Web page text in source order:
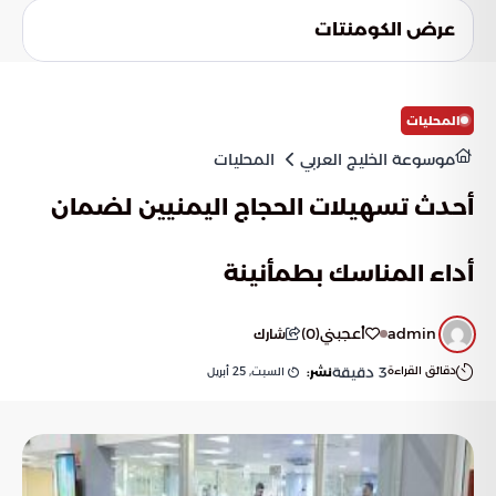
عرض الكومنتات
المحليات
موسوعة الخليج العربي المحليات
أحدث تسهيلات الحجاج اليمنيين لضمان
أداء المناسك بطمأنينة
admin أعجبني(
0
) شارك
دقائق القراءة3 دقيقةنشر: السبت, 25 أبريل